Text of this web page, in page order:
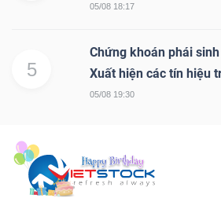
05/08 18:17
5
Chứng khoán phái
Xuất hiện các tín hiệu
05/08 19:30